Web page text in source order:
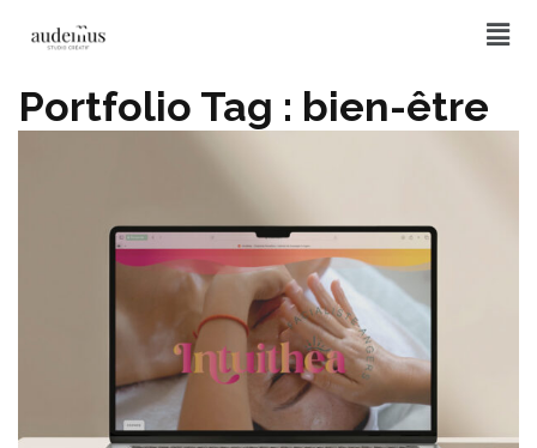
Portfolio Tag : bien-être